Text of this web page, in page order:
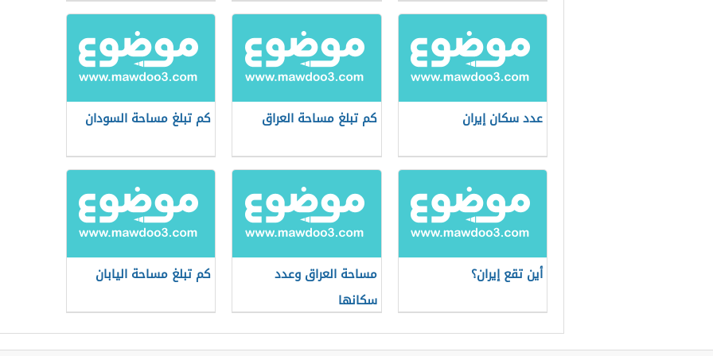
عدد سكان إيران كم تبلغ مساحة العراق كم تبلغ مساحة السودان
أين تقع إيران؟
مساحة العراق وعدد
سكانها
كم تبلغ مساحة اليابان